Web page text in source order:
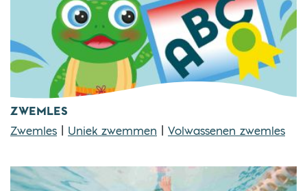
ZWEMLES
Zwemles Uniek zwemmen Volwassenen zwemles